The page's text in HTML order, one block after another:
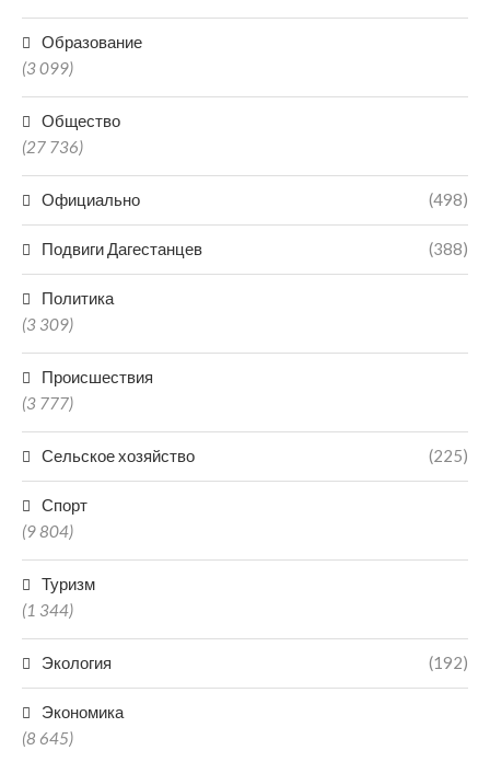
Образование
(3 099)
Общество
(27 736)
Официально (498)
Подвиги Дагестанцев (388)
Политика
(3 309)
Происшествия
(3 777)
Сельское хозяйство (225)
Спорт
(9 804)
Туризм
(1 344)
Экология (192)
Экономика
(8 645)